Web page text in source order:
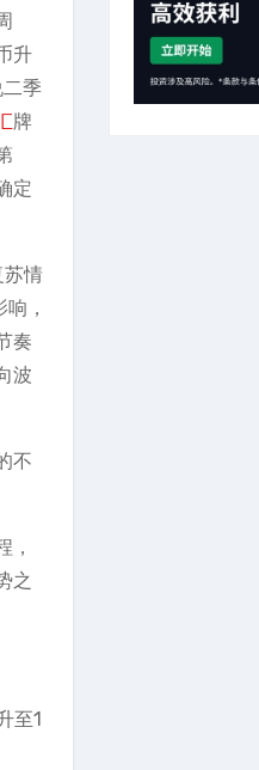
升
季
牌
定
苏情
，
奏
波
不
，
之
至1